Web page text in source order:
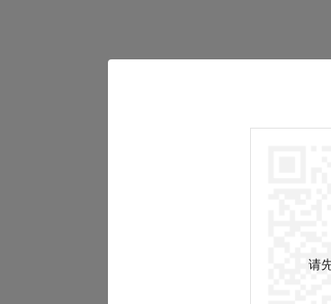
请